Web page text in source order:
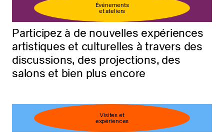
Événements
et ateliers
Participez à de nouvelles expériences
artistiques et culturelles à travers des
discussions, des projections, des
salons et bien plus encore
Visites et
expériences